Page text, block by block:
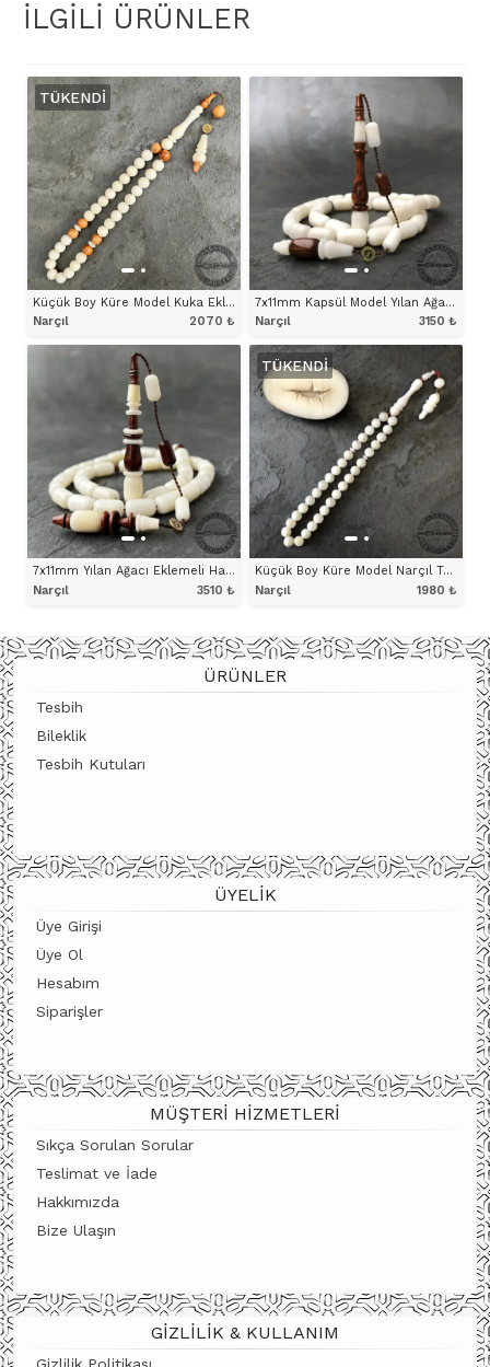
adet
İLGILI ÜRÜNLER
TÜKENDI
Küçük Boy Küre Model Kuka Eklemeli Narçıl Tesbih
Narçıl
2070 ₺
ÜRÜNÜ İNCELE
7x11mm Kapsül Model Yılan Ağacı Karışımlı Narçıl Tesbih
Narçıl
3150₺
ÜRÜNÜ İNCELE
7x11mm Yılan Ağacı Eklemeli Halkalı İmame ve Hitameli Narçıl Tesbih
Narçıl
3510 ₺
ÜRÜNÜ İNCELE
TÜKENDI
Küçük Boy Küre Model Narçıl Tesbih
Narçıl
1980₺
ÜRÜNÜ İNCELE
ÜRÜNLER
Tesbih
Bileklik
Tesbih Kutuları
ÜYELIK
Üye Girişi
Üye Ol
Hesabım
Siparişler
MÜŞTERI HIZMETLERI
Sıkça Sorulan Sorular
Teslimat ve İade
Hakkımızda
Bize Ulaşın
GIZLILIK & KULLANIM